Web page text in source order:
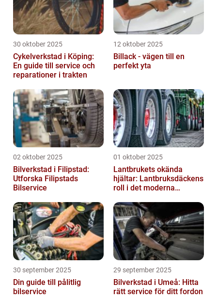
30 oktober 2025
Cykelverkstad i Köping:
En guide till service och
reparationer i trakten
12 oktober 2025
Billack - vägen till en
perfekt yta
02 oktober 2025
Bilverkstad i Filipstad:
Utforska Filipstads
Bilservice
01 oktober 2025
Lantbrukets okända
hjältar: Lantbruksdäckens
roll i det moderna
30 september 2025
Din guide till pålitlig
bilservice
29 september 2025
Bilverkstad i Umeå: Hitta
rätt service för ditt fordon